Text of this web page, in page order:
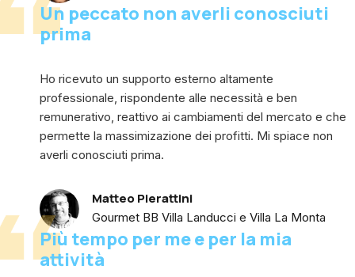
Un peccato non averli conosciuti
prima
Ho ricevuto un supporto esterno altamente
professionale, rispondente alle necessità e ben
remunerativo, reattivo ai cambiamenti del mercato e che
permette la massimizazione dei profitti. Mi spiace non
averli conosciuti prima.
Matteo Pierattini
Gourmet BB Villa Landucci e Villa La Monta
Più tempo per me e per la mia
attività